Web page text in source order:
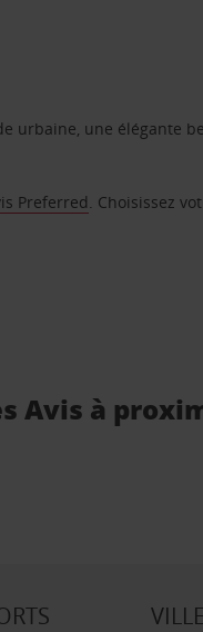
urbaine, une élégante
Preferred. Choisissez
Avis à